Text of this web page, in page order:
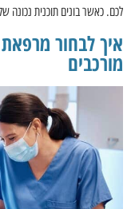
לכם. כאשר בונים תוכנית
איך לבחור
מורכבים